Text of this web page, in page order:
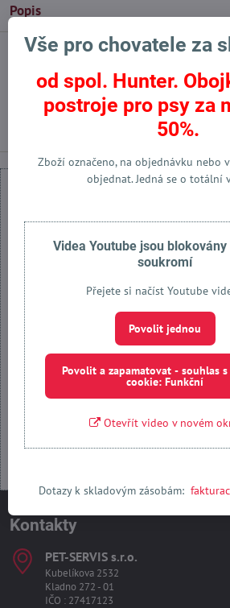
Popis
Předchozí produkt
Externí obsah je blokován
Povolit jednou
Povolit a zapamatovat - souhlas s
Otevřít obsah v
Kontakty
PET-SERVIS s​.r​.o​.
Kubelíkova 2532
Kladno 272 - 01
IČO : 27417123
Vše pro chovatele za
od spol. Hunter.
postroje pro psy za
50%.
Zboží označeno, na objednávku nebo
objednat. Jedná se o totální
Videa Youtube jsou
soukromí
Přejete si načíst Youtube
Povolit jednou
Povolit a zapamatovat - souhlas
cookie: Funkční
Otevřít video v novém
Dotazy k skladovým zásobám: